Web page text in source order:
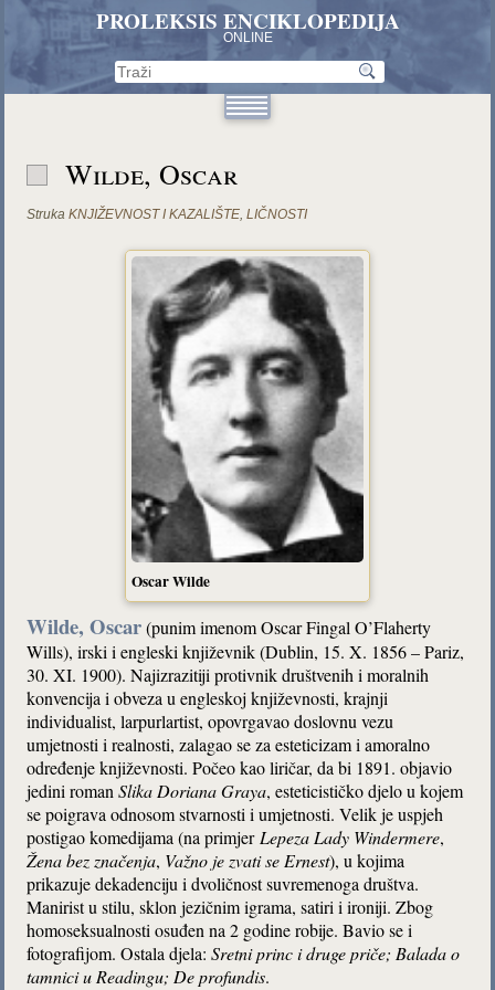
PROLEKSIS ENCIKLOPEDIJA
ONLINE
Wilde, Oscar
Struka KNJIŽEVNOST I KAZALIŠTE,LIČNOSTI
Oscar Wilde
Wilde, Oscar (punim imenom Oscar Fingal O’Flaherty
Wills), irski i engleski književnik (Dublin, 15. X. 1856 – Pariz,
30. XI. 1900). Najizrazitiji protivnik društvenih i moralnih
konvencija i obveza u engleskoj književnosti, krajnji
individualist, larpurlartist, opovrgavao doslovnu vezu
umjetnosti i realnosti, zalagao se za esteticizam i amoralno
određenje književnosti. Počeo kao liričar, da bi 1891. objavio
jedini romanSlika Doriana Graya, esteticističko djelo u kojem
se poigrava odnosom stvarnosti i umjetnosti. Velik je uspjeh
postigao komedijama (na primjer Lepeza Lady Windermere,
Žena bez značenja, Važno je zvati se Ernest), u kojima
prikazuje dekadenciju i dvoličnost suvremenoga društva.
Manirist u stilu, sklon jezičnim igrama, satiri i ironiji. Zbog
homoseksualnosti osuđen na 2 godine robije. Bavio se i
fotografijom. Ostala djela:Sretni princ i druge priče; Balada o
tamnici u Readingu; De profundis.